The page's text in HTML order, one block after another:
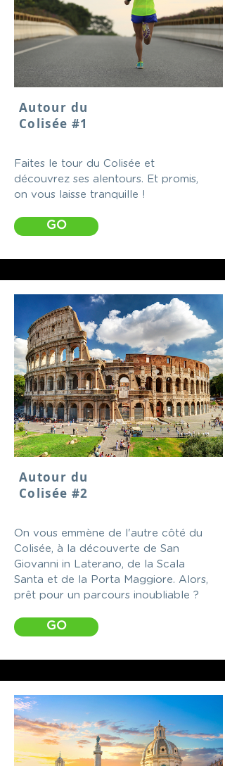
Autour du
Colisée #1
Faites le tour du Colisée et
découvrez ses alentours. Et promis,
on vous laisse tranquille !
GO
Autour du
Colisée #2
On vous emmène de l'autre côté du
Colisée, à la découverte de San
Giovanni in Laterano, de la Scala
Santa et de la Porta Maggiore. Alors,
prêt pour un parcours inoubliable ?
GO